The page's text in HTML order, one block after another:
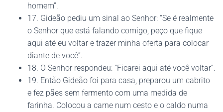
homem”.
17. Gideão pediu um sinal ao Senhor: “Se é realmente
o Senhor que está falando comigo, peço que fique
aqui até eu voltar e trazer minha oferta para colocar
diante de você”.
18. O Senhor respondeu: “Ficarei aqui até você voltar”.
19. Então Gideão foi para casa, preparou um cabrito
e fez pães sem fermento com uma medida de
farinha. Colocou a carne num cesto e o caldo numa